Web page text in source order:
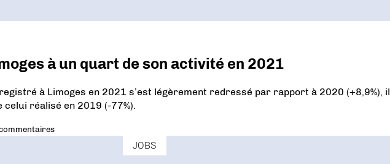
à un quart de son activité en 2021
à Limoges en 2021 s’est légèrement redressé par rapport à 2020 (+8,9%), il
réalisé en 2019 (-77%).
JOBS